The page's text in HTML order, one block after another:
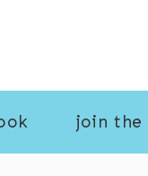
join the